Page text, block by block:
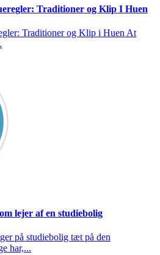
Traditioner og Klip I Huen
Traditioner og Klip i Huen At
lejer af en studiebolig
på studiebolig tæt på den
har,...